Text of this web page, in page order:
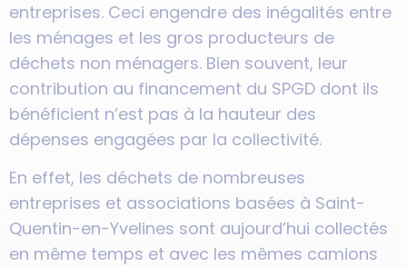
entreprises. Ceci engendre des inégalités entre
les ménages et les gros producteurs de
déchets non ménagers. Bien souvent, leur
contribution au financement du SPGD dont ils
bénéficient n’est pas à la hauteur des
dépenses engagées par la collectivité.
En effet, les déchets de nombreuses
entreprises et associations basées à Saint-
Quentin-en-Yvelines sont aujourd’hui collectés
en même temps et avec les mêmes camions